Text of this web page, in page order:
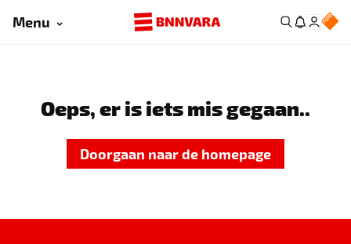
Menu
Oeps, er is iets mis gegaan..
Doorgaan naar de homepage